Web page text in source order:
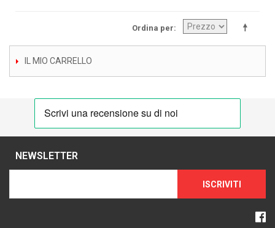
Ordina per
IL MIO CARRELLO
NEWSLETTER
ISCRIVITI